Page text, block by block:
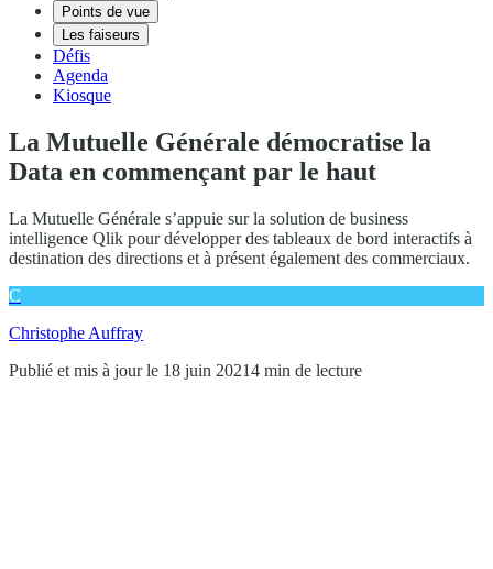
Points de vue
Les faiseurs
Défis
Agenda
Kiosque
La Mutuelle Générale démocratise la
Data en commençant par le haut
La Mutuelle Générale s’appuie sur la solution de business
intelligence Qlik pour développer des tableaux de bord interactifs à
destination des directions et à présent également des commerciaux.
C
Christophe Auffray
Publié et mis à jour le 18 juin 20214 min de lecture